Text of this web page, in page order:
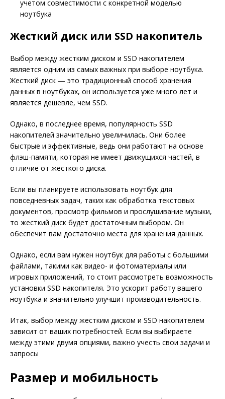
учетом совместимости с конкретной моделью
ноутбука
Жесткий диск или SSD накопитель
Выбор между жестким диском и SSD накопителем
является одним из самых важных при выборе ноутбука.
Жесткий диск — это традиционный способ хранения
данных в ноутбуках, он используется уже много лет и
является дешевле, чем SSD.
Однако, в последнее время, популярность SSD
накопителей значительно увеличилась. Они более
быстрые и эффективные, ведь они работают на основе
флэш-памяти, которая не имеет движущихся частей, в
отличие от жесткого диска.
Если вы планируете использовать ноутбук для
повседневных задач, таких как обработка текстовых
документов, просмотр фильмов и прослушивание музыки,
то жесткий диск будет достаточным выбором. Он
обеспечит вам достаточно места для хранения данных.
Однако, если вам нужен ноутбук для работы с большими
файлами, такими как видео- и фотоматериалы или
игровых приложений, то стоит рассмотреть возможность
установки SSD накопителя. Это ускорит работу вашего
ноутбука и значительно улучшит производительность.
Итак, выбор между жестким диском и SSD накопителем
зависит от ваших потребностей. Если вы выбираете
между этими двумя опциями, важно учесть свои задачи и
запросы
Размер и мобильность